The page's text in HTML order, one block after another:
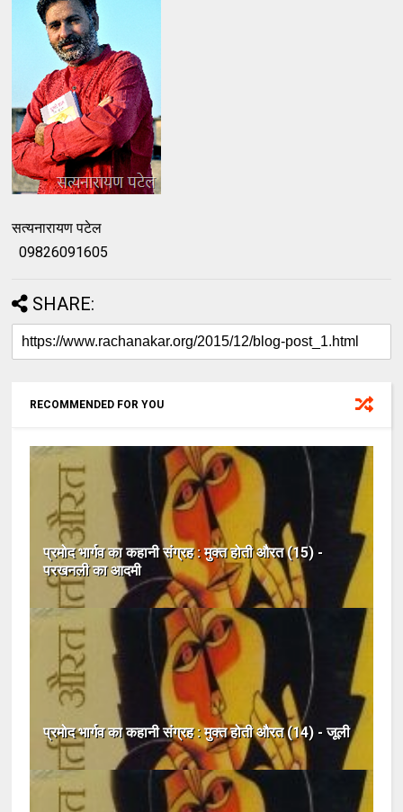
सत्यनारायण पटेल
09826091605
SHARE:
RECOMMENDED FOR YOU
प्रमोद भार्गव का कहानी संग्रह : मुक्त होती औरत (15) -
परखनली का आदमी
प्रमोद भार्गव का कहानी संग्रह : मुक्त होती औरत (14) - जूली